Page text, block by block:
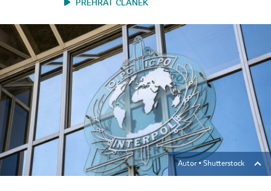
PŘEHRÁT ČLÁNEK
Autor ▪ Shutterstock